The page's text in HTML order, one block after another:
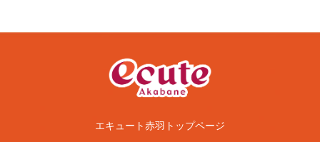
エキュート赤羽トップページ